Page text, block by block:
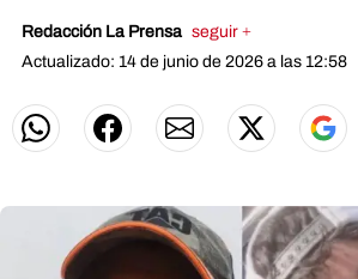
Redacción La Prensa seguir +
Actualizado: 14 de junio de 2026 a las 12:58